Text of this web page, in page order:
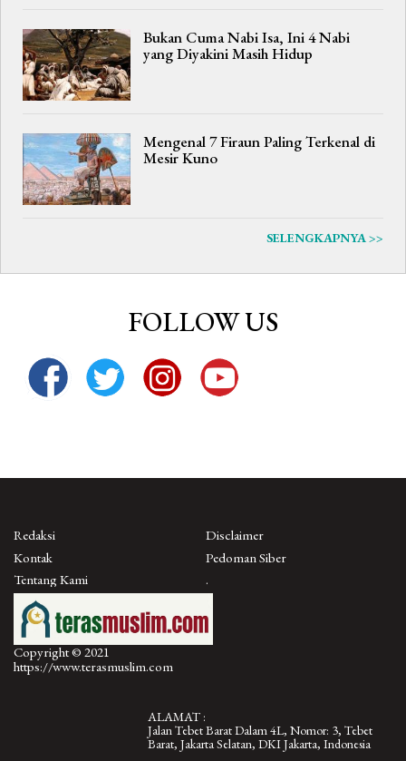
Bukan Cuma Nabi Isa, Ini 4 Nabi
yang Diyakini Masih Hidup
Mengenal 7 Firaun Paling Terkenal di
Mesir Kuno
SELENGKAPNYA >>
FOLLOW US
Redaksi
Kontak
Tentang Kami
Disclaimer
Pedoman Siber
.
Copyright © 2021
https://www.terasmuslim.com
ALAMAT :
Jalan Tebet Barat Dalam 4L, Nomor: 3, Tebet
Barat, Jakarta Selatan, DKI Jakarta, Indonesia